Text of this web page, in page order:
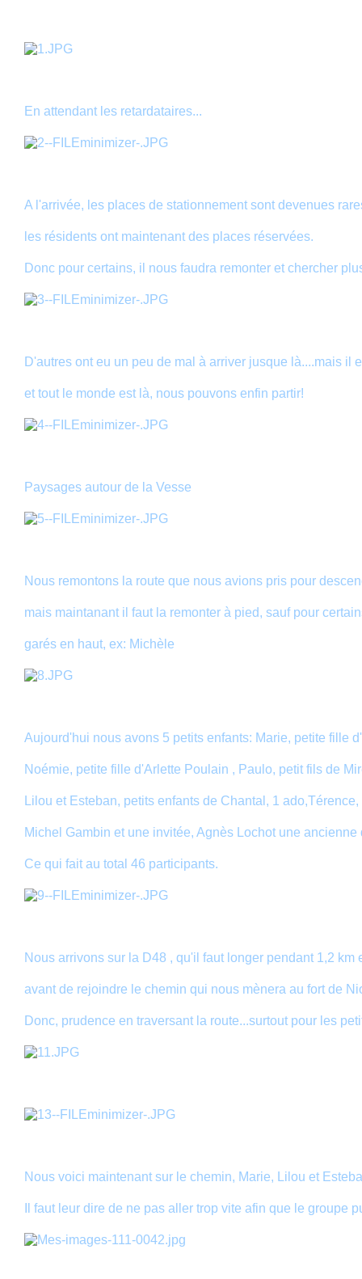
En attendant les retardataires...
A l'arrivée, les places de stationnement sont devenues
les résidents ont maintenant des places réservées.
Donc pour certains, il nous faudra remonter et chercher
D'autres ont eu un peu de mal à arriver jusque là....mais il
et tout le monde est là, nous pouvons enfin partir!
Paysages autour de la Vesse
Nous remontons la route que nous avions pris pour
mais maintanant il faut la remonter à pied, sauf pour
garés en haut, ex: Michèle
Aujourd'hui nous avons 5 petits enfants: Marie, petite fille
Noémie, petite fille d'Arlette Poulain , Paulo, petit fils de
Lilou et Esteban, petits enfants de Chantal, 1 ado,Térence,
Michel Gambin et une invitée, Agnès Lochot une ancienne
Ce qui fait au total 46 participants.
Nous arrivons sur la D48 , qu'il faut longer pendant 1,2 km
avant de rejoindre le chemin qui nous mènera au fort de
Donc, prudence en traversant la route...surtout pour les
Nous voici maintenant sur le chemin, Marie, Lilou et
Il faut leur dire de ne pas aller trop vite afin que le groupe